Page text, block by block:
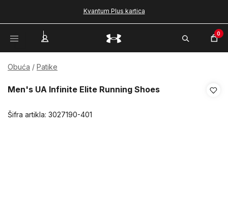
Kvantum Plus kartica
0
Obuća Patike
Men's UA Infinite Elite Running Shoes
Šifra artikla: 3027190-401